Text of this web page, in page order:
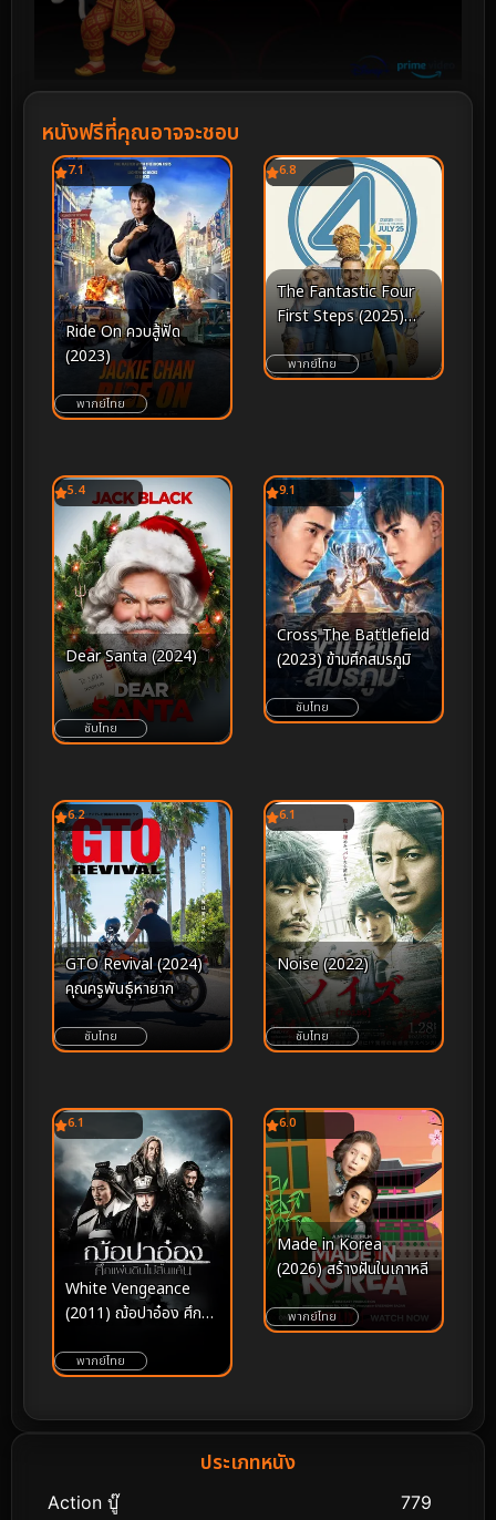
หนังฟรีที่คุณอาจจะชอบ
7.1
Ride On ควบสู้ฟัด
(2023)
พากย์ไทย
6.8
The Fantastic Four
First Steps (2025)
เดอะ แฟนแทสติก 4 จุด
เริ่มต้นปฐมบทใหม่
พากย์ไทย
5.4
Dear Santa (2024)
ซับไทย
9.1
Cross The Battlefield
(2023) ข้ามศึกสมรภูมิ
ซับไทย
6.2
GTO Revival (2024)
คุณครูพันธุ์หายาก
ซับไทย
6.1
Noise (2022)
ซับไทย
6.1
White Vengeance
(2011) ฌ้อปาอ๋อง ศึก
พากย์ไทย
6.0
Made in Korea
(2026) สร้างฝันในเกาหลี
พากย์ไทย
ประเภทหนัง
Action บู๊ 779